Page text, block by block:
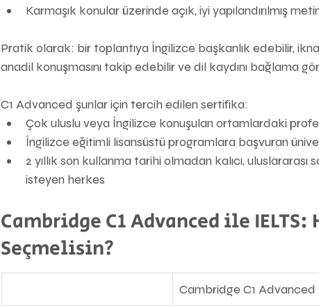
Karmaşık konular üzerinde açık, iyi yapılandırılmış
Pratik olarak: bir toplantıya İngilizce başkanlık edebilir,
anadil konuşmasını takip edebilir ve dil kaydını bağlama
C1 Advanced şunlar için tercih edilen sertifika:
Çok uluslu veya İngilizce konuşulan ortamlardaki
İngilizce eğitimli lisansüstü programlara başvuran
2 yıllık son kullanma tarihi olmadan kalıcı, uluslararası
isteyen herkes
Cambridge C1 Advanced ile
Seçmelisin?
Cambridge C1 Advanced